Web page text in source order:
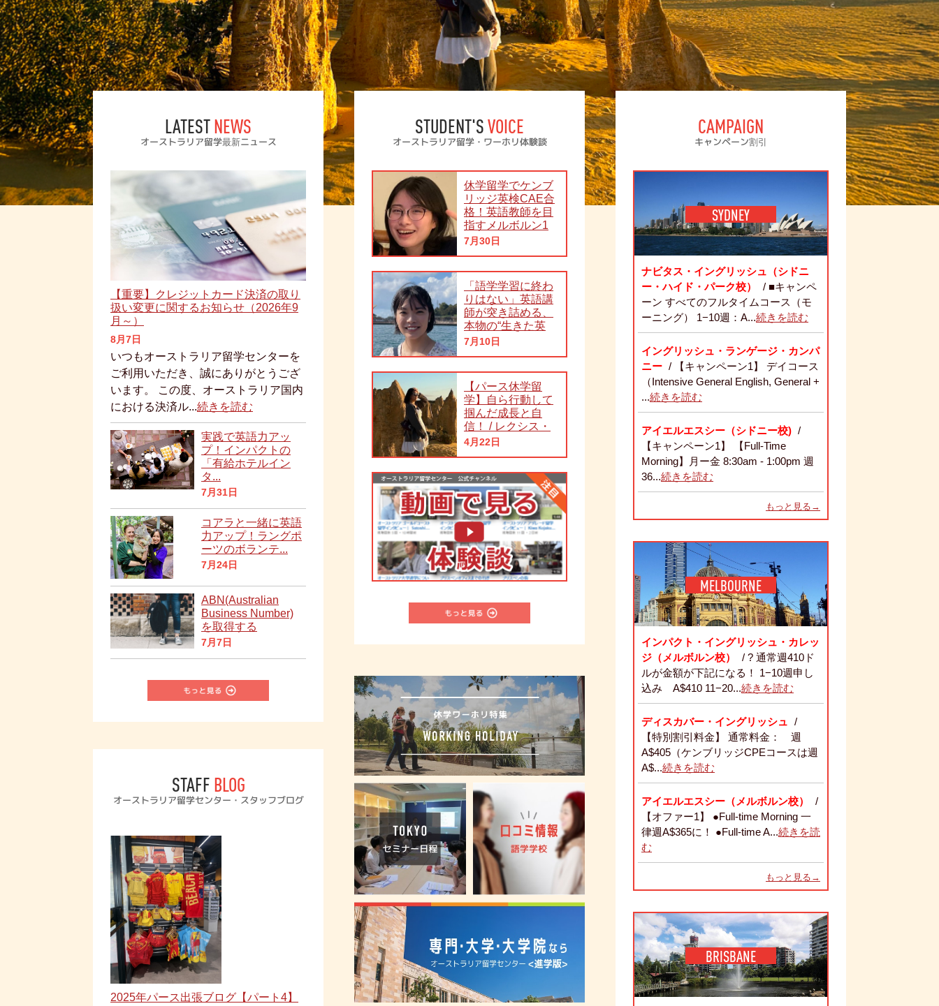
LATESTNEWS
オーストラリア留学最新ニュース
【重要】クレジットカード決済の取り
扱い変更に関するお知らせ（2026年9
月～）
8月7日
いつもオーストラリア留学センターを
ご利用いただき、誠にありがとうござ
います。 この度、オーストラリア国内
における決済ル...続きを読む
実践で英語力アッ
プ！インパクトの
「有給ホテルイン
タ...
7月31日
コアラと一緒に英語
力アップ！ラングポ
ーツのボランテ...
7月24日
ABN(Australian
Business Number)
を取得する
7月7日
STUDENT'SVOICE
オーストラリア留学・ワーホリ体験談
休学留学でケンブ
リッジ英検CAE合
格！英語教師を目
指すメルボルン1
年間留学
7月30日
「語学学習に終わ
りはない」英語講
師が突き詰める、
本物の“生きた英
語”
7月10日
【パース休学留
学】自ら行動して
掴んだ成長と自
信！ / レクシス・
イングリッシュ
4月22日
CAMPAIGN
キャンペーン割引
SYDNEY
ナビタス・イングリッシュ（シドニ
ー・ハイド・パーク校）
/ ■キャンペ
ーン すべてのフルタイムコース（モ
ーニング） 1−10週：A...続きを読む
イングリッシュ・ランゲージ・カンパ
ニー / 【キャンペーン1】 デイコース
（Intensive General English, General +
...続きを読む
アイエルエスシー（シドニー校) /
【キャンペーン1】 【Full-Time
Morning】月ー金 8:30am - 1:00pm 週
36...続きを読む
もっと見る→
MELBOURNE
インパクト・イングリッシュ・カレッ
ジ（メルボルン校）
/ ? 通常週410ド
ルが金額が下記になる！ 1−10週申し
込み A$410 11−20...続きを読む
ディスカバー・イングリッシュ /
【特別割引料金】 通常料金： 週
A$405（ケンブリッジCPEコースは週
A$...続きを読む
アイエルエスシー（メルボルン校）
/
【オファー1】 ●Full-time Morning 一
律週A$365に！ ●Full-time A...続きを読
む
もっと見る→
BRISBANE
STAFF BLOG
オーストラリア留学センター・スタッフブログ
2025年パース出張ブログ【パート4】